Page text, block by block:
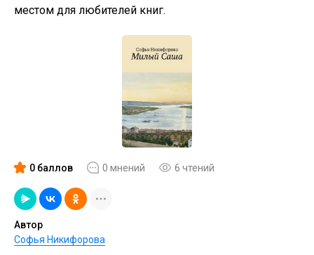
местом для любителей книг.
0 баллов 0 мнений 6 чтений
Автор
Софья Никифорова